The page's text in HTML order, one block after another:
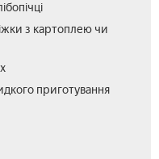
з картоплею чи
приготування